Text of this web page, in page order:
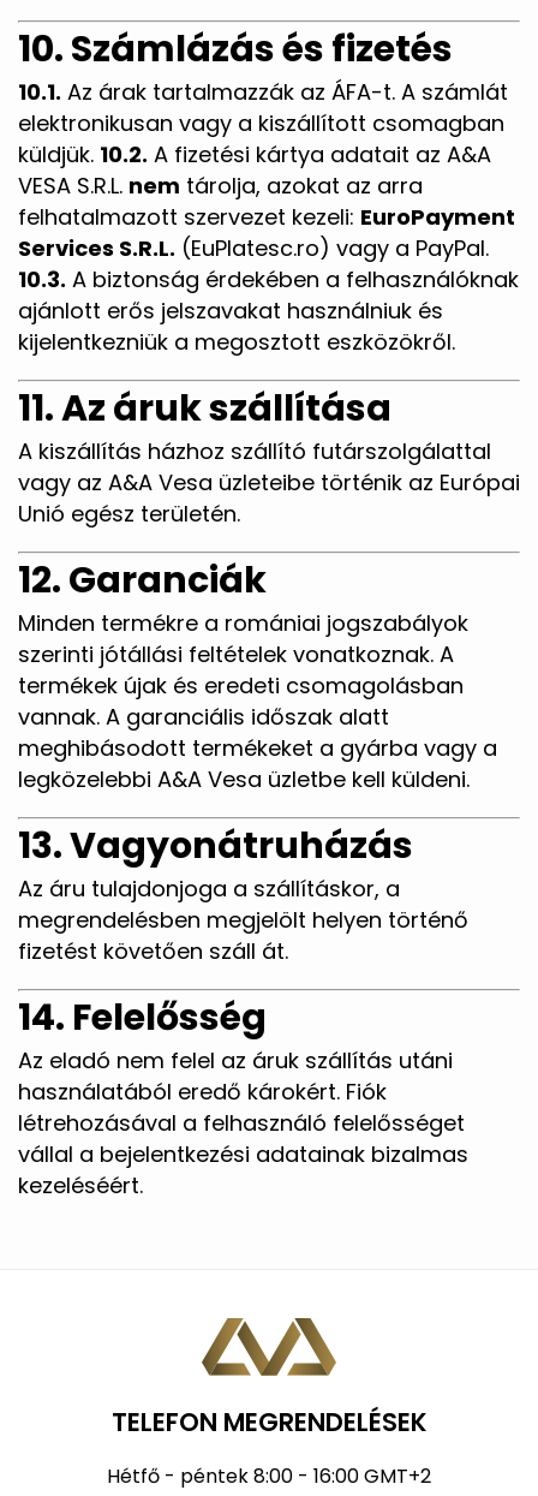
10. Számlázás és fizetés
10.1. Az árak tartalmazzák az ÁFA-t. A számlát
elektronikusan vagy a kiszállított csomagban
küldjük. 10.2. A fizetési kártya adatait az A&A
VESA S.R.L. nem tárolja, azokat az arra
felhatalmazott szervezet kezeli: EuroPayment
Services S.R.L. (EuPlatesc.ro) vagy a PayPal.
10.3. A biztonság érdekében a felhasználóknak
ajánlott erős jelszavakat használniuk és
kijelentkezniük a megosztott eszközökről.
11. Az áruk szállítása
A kiszállítás házhoz szállító futárszolgálattal
vagy az A&A Vesa üzleteibe történik az Európai
Unió egész területén.
12. Garanciák
Minden termékre a romániai jogszabályok
szerinti jótállási feltételek vonatkoznak. A
termékek újak és eredeti csomagolásban
vannak. A garanciális időszak alatt
meghibásodott termékeket a gyárba vagy a
legközelebbi A&A Vesa üzletbe kell küldeni.
13. Vagyonátruházás
Az áru tulajdonjoga a szállításkor, a
megrendelésben megjelölt helyen történő
fizetést követően száll át.
14. Felelősség
Az eladó nem felel az áruk szállítás utáni
használatából eredő károkért. Fiók
létrehozásával a felhasználó felelősséget
vállal a bejelentkezési adatainak bizalmas
kezeléséért.
TELEFON MEGRENDELÉSEK
Hétfő - péntek 8:00 - 16:00 GMT+2